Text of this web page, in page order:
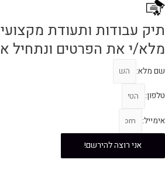
תיק עבודות ותעודת
מלא/י את הפרטים ונתחיל
שם מלא:
טלפון:
אימייל:
אני רוצה להירשם!